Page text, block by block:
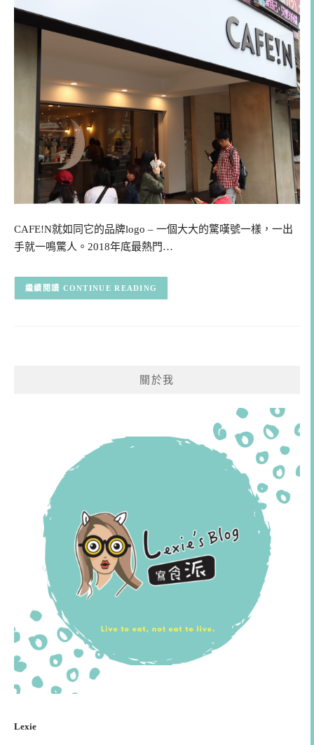
CAFE!N就如同它的品牌logo – 一個大大的驚嘆號一樣，一出
手就一鳴驚人。2018年底最熱門…
CONTINUE READING
關於我
Lexie